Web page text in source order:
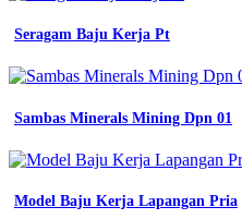
Logo
Smk
contoh
baju
seragam
kerja
7
Seragam Baju Kerja Pt
Sambas Minerals Mining Dpn 01
Model Baju Kerja Lapangan Pria